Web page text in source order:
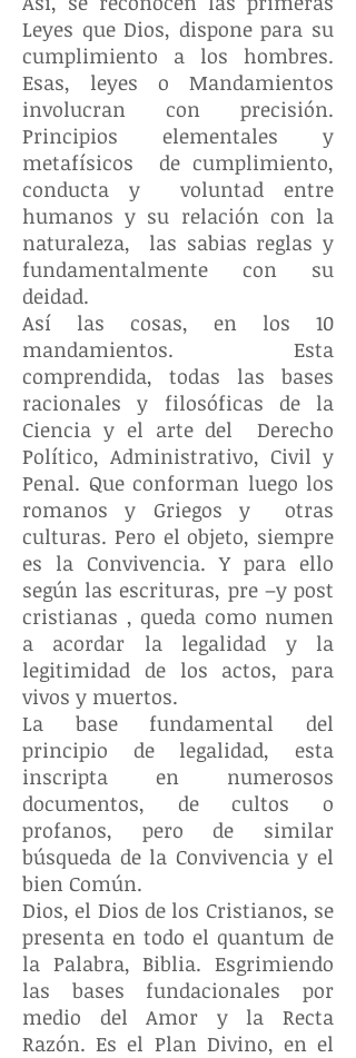
Leyes que Dios, dispone para su
cumplimiento a los hombres.
Esas, leyes o Mandamientos
involucran con precisión.
Principios elementales y
metafísicos de cumplimiento,
conducta y voluntad entre
humanos y su relación con la
naturaleza, las sabias reglas y
fundamentalmente con su
deidad.
Así las cosas, en los 10
mandamientos. Esta
comprendida, todas las bases
racionales y filosóficas de la
Ciencia y el arte del Derecho
Político, Administrativo, Civil y
Penal. Que conforman luego los
romanos y Griegos y otras
culturas. Pero el objeto, siempre
es la Convivencia. Y para ello
según las escrituras, pre –y post
cristianas , queda como numen
a acordar la legalidad y la
legitimidad de los actos, para
vivos y muertos.
La base fundamental del
principio de legalidad, esta
inscripta en numerosos
documentos, de cultos o
profanos, pero de similar
búsqueda de la Convivencia y el
bien Común.
Dios, el Dios de los Cristianos, se
presenta en todo el quantum de
la Palabra, Biblia. Esgrimiendo
las bases fundacionales por
medio del Amor y la Recta
Razón. Es el Plan Divino, en el